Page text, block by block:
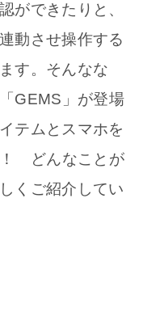
ができたりと、
動させ操作する
す。そんなな
GEMS」が登場
テムとスマホを
！ どんなことが
くご紹介してい